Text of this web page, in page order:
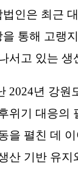
인은 최근
통해 고랭
서고 있는 생
2024년 강원
위기 대응의
을 펼친 데
산 기반 유지